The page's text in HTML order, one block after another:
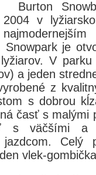
Burton
2004 v
Snowpark je
V
a jeden
z
s dobrou
časť s malými
s väčšími a
jazdcom.
vlek-